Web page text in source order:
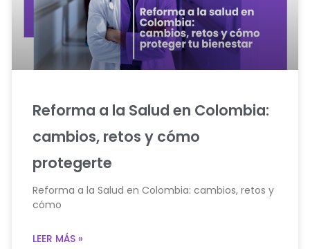
Reforma a la Salud en Colombia:
cambios, retos y cómo
protegerte
Reforma a la Salud en Colombia: cambios, retos y
cómo
LEER MÁS »